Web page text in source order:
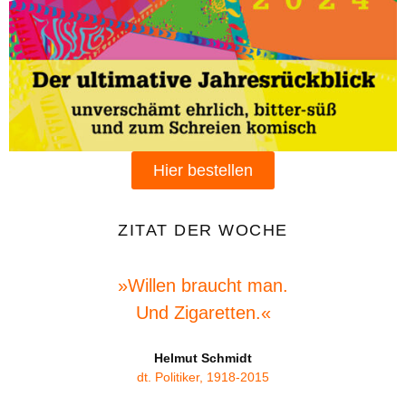
Hier bestellen
ZITAT DER WOCHE
»Willen braucht man.
Und Zigaretten.«
Helmut Schmidt
dt. Politiker, 1918-2015